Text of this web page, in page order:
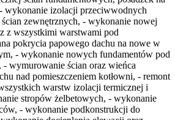
wykonanie izolacji przeciwwodnych
zewnętrznych, - wykonanie nowej
z wszystkimi warstwami pod
pokrycia papowego dachu na nowe w
- wykonanie nowych fundamentów pod
- wymurowanie ścian oraz wieńca
nad pomieszczeniem kotłowni, - remont
warstw izolacji termicznej i
stropów żelbetowych, - wykonanie
- wykonanie podkonstrukcji do